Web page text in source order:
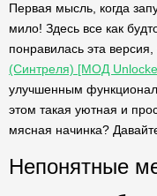
Первая мысль, когда
мило! Здесь все как
понравилась эта
(Синтреля) [МОД
улучшенным
этом такая уютная и
мясная начинка?
Непонятные